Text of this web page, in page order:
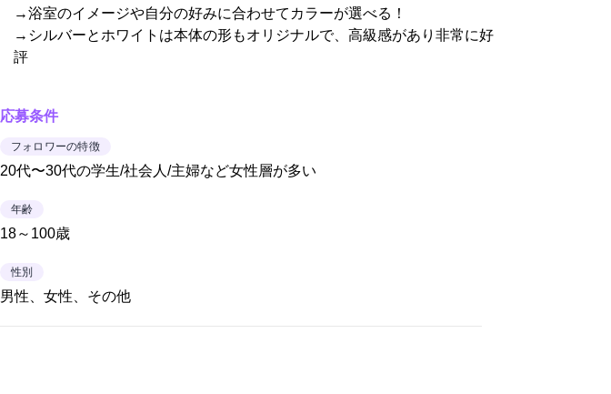
→浴室のイメージや自分の好みに合わせてカラーが選べる！
→シルバーとホワイトは本体の形もオリジナルで、高級感があり非常に好
評
応募条件
フォロワーの特徴
20代〜30代の学生/社会人/主婦など女性層が多い
年齢
18～100歳
性別
男性、女性、その他